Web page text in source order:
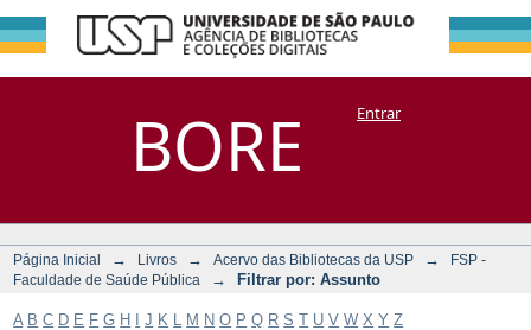
BORE
Filtrar por:
Assunto
DSpace/Manakin + CoriscoEntrar
Página Inicial → Livros → Acervo das Bibliotecas da USP →
FSP -
Faculdade de Saúde Pública
→ Filtrar por: Assunto
A B C D E F G H J K M N O P Q R S T U V W X Y Z